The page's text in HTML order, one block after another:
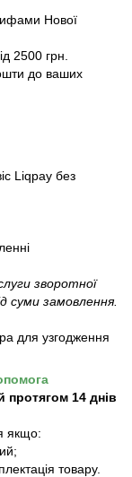
Нової
д 2500 грн.
до ваших
Liqpay без
зворотної
суми замовлення.
для узгодження
14 днів
якщо:
товару.